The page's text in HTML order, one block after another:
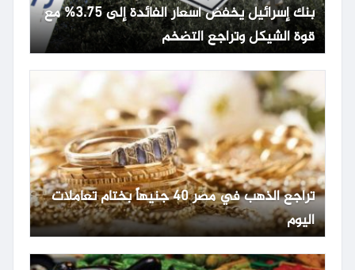
بنك إسرائيل يخفض أسعار الفائدة إلى 3.75% مع
قوة الشيكل وتراجع التضخم
تراجع الذهب في مصر 40 جنيهاً بختام تعاملات
اليوم